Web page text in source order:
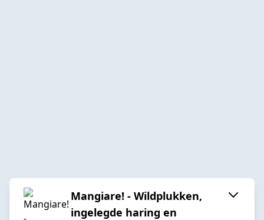
Mangiare! - Wildplukken,
ingelegde haring en